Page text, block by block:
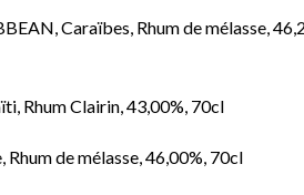
Caraïbes, Rhum de mélasse,
Rhum Clairin, 43,00%, 70cl
de mélasse, 46,00%, 70cl